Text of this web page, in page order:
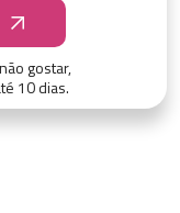
gostar,
10 dias.